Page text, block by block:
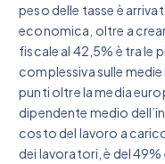
peso delle tasse è
economica, oltre a
fiscale al 42,5% è tra le
complessiva sulle
punti oltre la media
dipendente medio
costo del lavoro a
dei lavoratori, è del 49%